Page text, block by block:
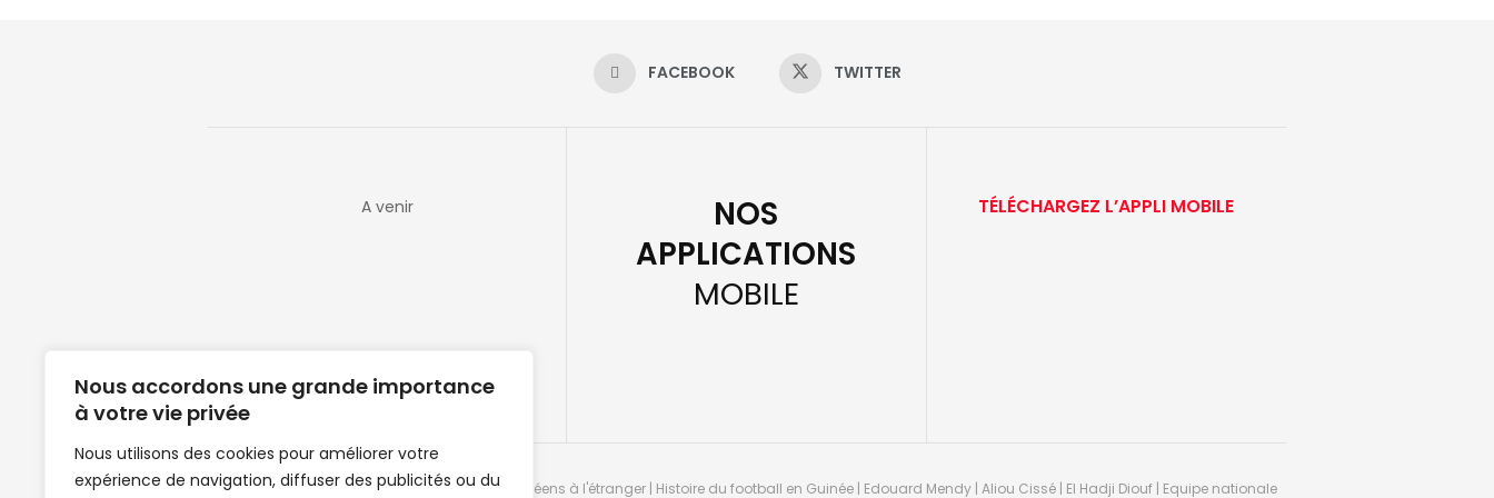
Nous accordons une grande importance
à votre vie privée
Nous utilisons des cookies pour améliorer votre
expérience de navigation, diffuser des publicités ou du
FACEBOOK TWITTER
A venir
NOS
APPLICATIONS
MOBILE
TÉLÉCHARGEZ L’APPLI MOBILE
Clubs de football en Guinée | Footballeurs guinéens à l'étranger | Histoire du football en Guinée | Edouard Mendy | Aliou Cissé | El Hadji Diouf | Equipe nationale